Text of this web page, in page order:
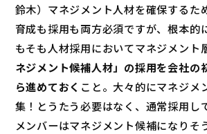
鈴木）マネジメント人材を確保するた
育成も採用も両方必須ですが、根本的
もそも人材採用においてマネジメント
ネジメント候補人材」の採用を会社の
ら進めておく こと。大々的にマネジメ
集！とうたう必要はなく、通常採用し
メンバーはマネジメント候補になりそ